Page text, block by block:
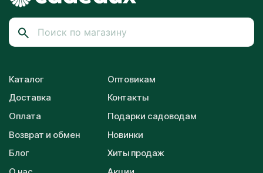
Каталог
Доставка
Оплата
Возврат и обмен
Блог
Оптовикам
Контакты
Подарки садоводам
Новинки
Хиты продаж